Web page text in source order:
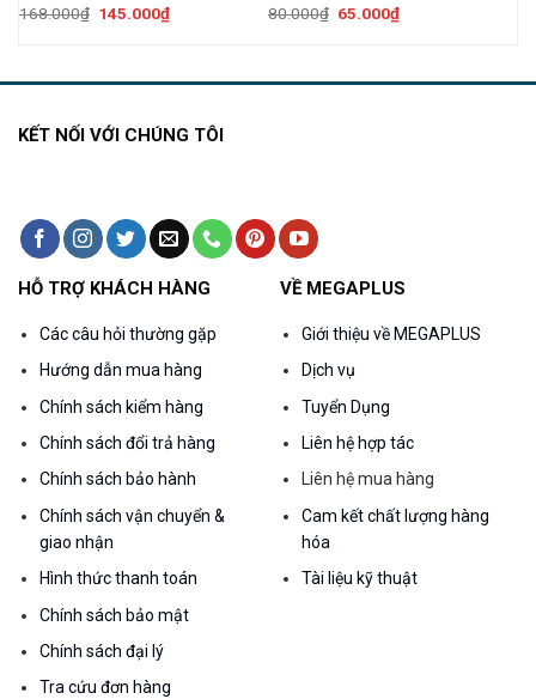
168.000₫ Giá
145.000₫Giá
80.000₫ Giá
65.000₫Giá
KẾT NỐI VỚI CHÚNG TÔI
HỖ TRỢ KHÁCH HÀNG
Các câu hỏi thường gặp
Hướng dẫn mua hàng
Chính sách kiểm hàng
Chính sách đổi trả hàng
Chính sách bảo hành
Chính sách vận chuyển &
giao nhận
Hình thức thanh toán
Chính sách bảo mật
Chính sách đại lý
Tra cứu đơn hàng
VỀ MEGAPLUS
Giới thiệu về MEGAPLUS
Dịch vụ
Tuyển Dụng
Liên hệ hợp tác
Liên hệ mua hàng
Cam kết chất lượng hàng
hóa
Tài liệu kỹ thuật